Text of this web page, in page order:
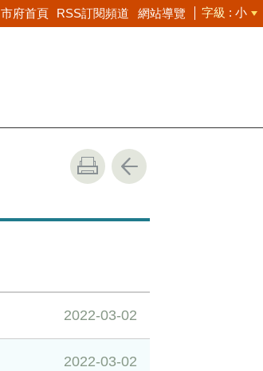
市府首頁 RSS訂閱頻道 網站導覽 字級 小
2022-03-02
2022-03-02